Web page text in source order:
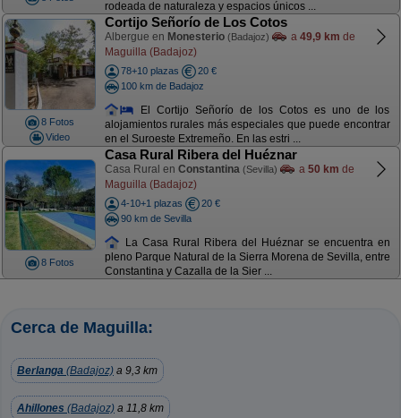
rodeada de naturaleza y espacios únicos ...
8 Fotos
Video
Cortijo Señorío de Los Cotos
Albergue en Monesterio (Badajoz) a 49,9 km de
Maguilla (Badajoz)
78+10 plazas
20 €
100 km de Badajoz
El Cortijo Señorío de los Cotos es uno de los
alojamientos rurales más especiales que puede encontrar
en el Suroeste Extremeño. En las estri ...
8 Fotos
Casa Rural Ribera del Huéznar
Casa Rural en Constantina (Sevilla) a 50 km de
Maguilla (Badajoz)
4-10+1 plazas
20 €
90 km de Sevilla
La Casa Rural Ribera del Huéznar se encuentra en
pleno Parque Natural de la Sierra Morena de Sevilla, entre
Constantina y Cazalla de la Sier ...
Cerca de Maguilla:
Berlanga (Badajoz) a 9,3 km
Ahillones (Badajoz) a 11,8 km